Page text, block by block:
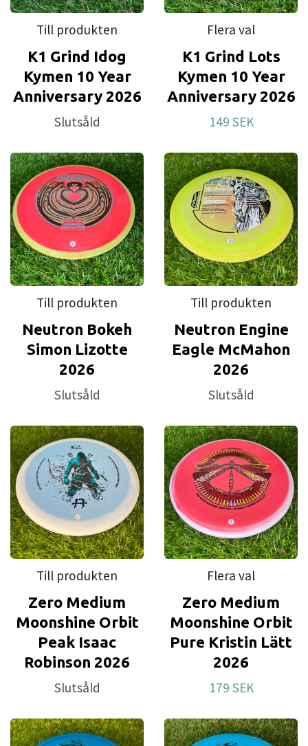
Till produkten
K1 Grind Idog
Kymen 10 Year
Anniversary 2026
Slutsåld
Flera val
K1 Grind Lots
Kymen 10 Year
Anniversary 2026
149 SEK
Till produkten
Neutron Bokeh
Simon Lizotte
2026
Slutsåld
Till produkten
Neutron Engine
Eagle McMahon
2026
Slutsåld
Till produkten
Zero Medium
Moonshine Orbit
Peak Isaac
Robinson 2026
Slutsåld
Flera val
Zero Medium
Moonshine Orbit
Pure Kristin Lätt
2026
179 SEK